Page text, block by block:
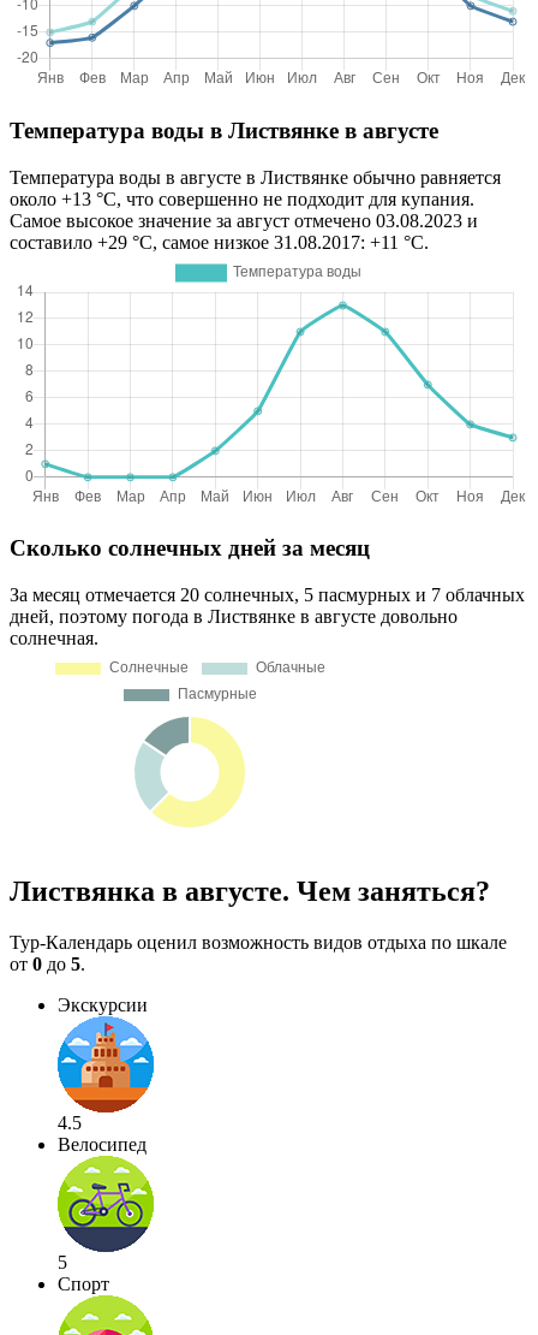
Температура воды в Листвянке в августе
Температура воды в августе в Листвянке обычно равняется
около +13 °C, что совершенно не подходит для купания.
Самое высокое значение за август отмечено 03.08.2023 и
составило +29 °C, самое низкое 31.08.2017: +11 °C.
Сколько солнечных дней за месяц
За месяц отмечается 20 солнечных, 5 пасмурных и 7 облачных
дней, поэтому погода в Листвянке в августе довольно
солнечная.
Листвянка в августе. Чем заняться?
Тур-Календарь оценил возможность видов отдыха по шкале
от 0 до 5.
Экскурсии
4.5
Велосипед
5
Спорт